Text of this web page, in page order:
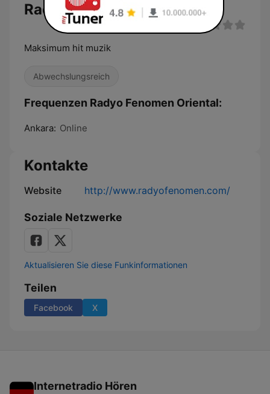
Radyo Fenomen Oriental
Maksimum hit muzik
Abwechslungsreich
Frequenzen Radyo Fenomen Oriental:
Ankara: Online
Kontakte
Website http://www.radyofenomen.com/
Soziale Netzwerke
Aktualisieren Sie diese Funkinformationen
Teilen
Facebook X
Internetradio Hören